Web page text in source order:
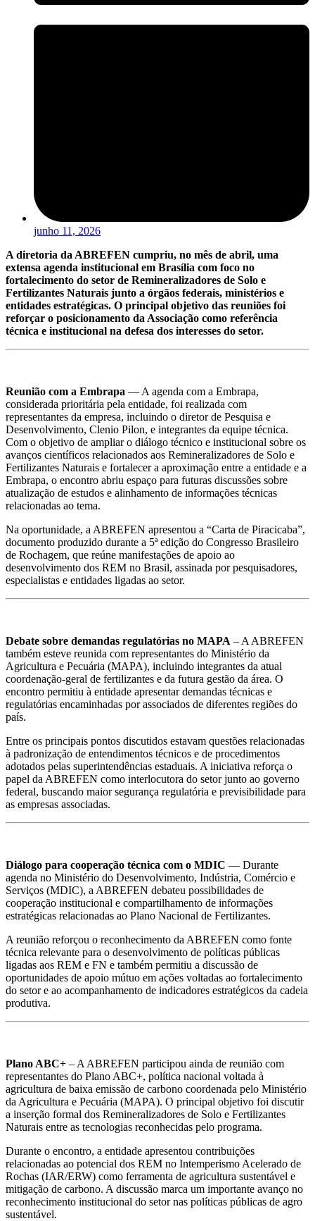
junho 11, 2026
A diretoria da ABREFEN cumpriu, no mês de abril, uma
extensa agenda institucional em Brasília com foco no
fortalecimento do setor de Remineralizadores de Solo e
Fertilizantes Naturais junto a órgãos federais, ministérios e
entidades estratégicas. O principal objetivo das reuniões foi
reforçar o posicionamento da Associação como referência
técnica e institucional na defesa dos interesses do setor.
Reunião com a Embrapa — A agenda com a Embrapa,
considerada prioritária pela entidade, foi realizada com
representantes da empresa, incluindo o diretor de Pesquisa e
Desenvolvimento, Clenio Pilon, e integrantes da equipe técnica.
Com o objetivo de ampliar o diálogo técnico e institucional sobre os
avanços científicos relacionados aos Remineralizadores de Solo e
Fertilizantes Naturais e fortalecer a aproximação entre a entidade e a
Embrapa, o encontro abriu espaço para futuras discussões sobre
atualização de estudos e alinhamento de informações técnicas
relacionadas ao tema.
Na oportunidade, a ABREFEN apresentou a “Carta de Piracicaba”,
documento produzido durante a 5ª edição do Congresso Brasileiro
de Rochagem, que reúne manifestações de apoio ao
desenvolvimento dos REM no Brasil, assinada por pesquisadores,
especialistas e entidades ligadas ao setor.
Debate sobre demandas regulatórias no MAPA – A ABREFEN
também esteve reunida com representantes do Ministério da
Agricultura e Pecuária (MAPA), incluindo integrantes da atual
coordenação-geral de fertilizantes e da futura gestão da área. O
encontro permitiu à entidade apresentar demandas técnicas e
regulatórias encaminhadas por associados de diferentes regiões do
país.
Entre os principais pontos discutidos estavam questões relacionadas
à padronização de entendimentos técnicos e de procedimentos
adotados pelas superintendências estaduais. A iniciativa reforça o
papel da ABREFEN como interlocutora do setor junto ao governo
federal, buscando maior segurança regulatória e previsibilidade para
as empresas associadas.
Diálogo para cooperação técnica com o MDIC — Durante
agenda no Ministério do Desenvolvimento, Indústria, Comércio e
Serviços (MDIC), a ABREFEN debateu possibilidades de
cooperação institucional e compartilhamento de informações
estratégicas relacionadas ao Plano Nacional de Fertilizantes.
A reunião reforçou o reconhecimento da ABREFEN como fonte
técnica relevante para o desenvolvimento de políticas públicas
ligadas aos REM e FN e também permitiu a discussão de
oportunidades de apoio mútuo em ações voltadas ao fortalecimento
do setor e ao acompanhamento de indicadores estratégicos da cadeia
produtiva.
Plano ABC+ – A ABREFEN participou ainda de reunião com
representantes do Plano ABC+, política nacional voltada à
agricultura de baixa emissão de carbono coordenada pelo Ministério
da Agricultura e Pecuária (MAPA). O principal objetivo foi discutir
a inserção formal dos Remineralizadores de Solo e Fertilizantes
Naturais entre as tecnologias reconhecidas pelo programa.
Durante o encontro, a entidade apresentou contribuições
relacionadas ao potencial dos REM no Intemperismo Acelerado de
Rochas (IAR/ERW) como ferramenta de agricultura sustentável e
mitigação de carbono. A discussão marca um importante avanço no
reconhecimento institucional do setor nas políticas públicas de agro
sustentável.